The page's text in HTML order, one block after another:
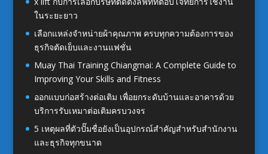
ในระยะยาว
เลือกแหล่งจำหน่ายผ้าคุณภาพ ครบทุกความต้องการของ
ธุรกิจตัดเย็บและงานแฟชั่น
Muay Thai Training Chiangmai: A Complete Guide to
Improving Your Skills and Fitness
ออกแบบก่อสร้างต่อเติม เพื่อยกระดับบ้านและอาคารด้วย
บริการรับเหมาต่อเติมครบวงจร
5 เหตุผลที่ตัวปั๊มชื่อยังเป็นอุปกรณ์สำคัญสำหรับสำนักงาน
และธุรกิจทุกขนาด